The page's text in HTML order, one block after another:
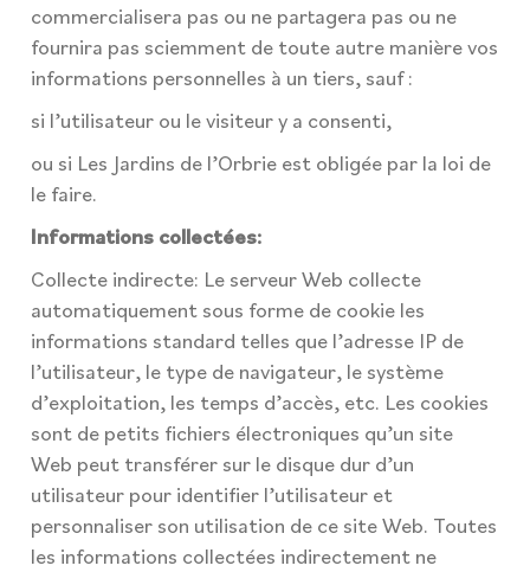
commercialisera pas ou ne partagera pas ou ne
fournira pas sciemment de toute autre manière vos
informations personnelles à un tiers, sauf :
si l’utilisateur ou le visiteur y a consenti,
ou si Les Jardins de l’Orbrie est obligée par la loi de
le faire.
Informations collectées:
Collecte indirecte: Le serveur Web collecte
automatiquement sous forme de cookie les
informations standard telles que l’adresse IP de
l’utilisateur, le type de navigateur, le système
d’exploitation, les temps d’accès, etc. Les cookies
sont de petits fichiers électroniques qu’un site
Web peut transférer sur le disque dur d’un
utilisateur pour identifier l’utilisateur et
personnaliser son utilisation de ce site Web. Toutes
les informations collectées indirectement ne